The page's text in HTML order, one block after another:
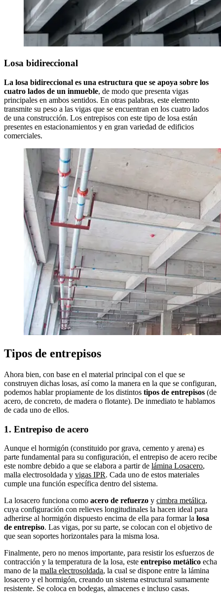
Losa bidireccional
La losa bidireccional es una estructura que se apoya sobre los
cuatro lados de un inmueble, de modo que presenta vigas
principales en ambos sentidos. En otras palabras, este elemento
transmite su peso a las vigas que se encuentran en los cuatro lados
de una construcción. Los entrepisos con este tipo de losa están
presentes en estacionamientos y en gran variedad de edificios
comerciales.
Tipos de entrepisos
Ahora bien, con base en el material principal con el que se
construyen dichas losas, así como la manera en la que se configuran,
podemos hablar propiamente de los distintos tipos de entrepisos (de
acero, de concreto, de madera o flotante). De inmediato te hablamos
de cada uno de ellos.
1. Entrepiso de acero
Aunque el hormigón (constituido por grava, cemento y arena) es
parte fundamental para su configuración, el entrepiso de acero recibe
este nombre debido a que se elabora a partir de lámina Losacero,
malla electrosoldada y vigas IPR. Cada uno de estos materiales
cumple una función específica dentro del sistema.
La losacero funciona como acero de refuerzo y cimbra metálica,
cuya configuración con relieves longitudinales la hacen ideal para
adherirse al hormigón dispuesto encima de ella para formar la losa
de entrepiso. Las vigas, por su parte, se colocan con el objetivo de
que sean soportes horizontales para la misma losa.
Finalmente, pero no menos importante, para resistir los esfuerzos de
contracción y la temperatura de la losa, este entrepiso metálico echa
mano de la malla electrosoldada, la cual se dispone entre la lámina
losacero y el hormigón, creando un sistema estructural sumamente
resistente. Se coloca en bodegas, almacenes e incluso casas.